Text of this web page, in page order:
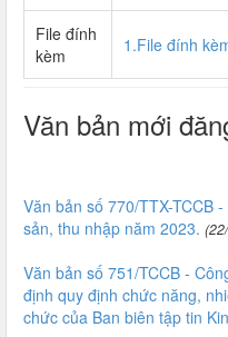
File đính
kèm
1.File đính
Văn bản mới
Văn bản số 770/TTX-TCCB
sản, thu nhập năm 2023.
Văn bản số 751/TCCB -
định quy định chức năng,
chức của Ban biên tập tin